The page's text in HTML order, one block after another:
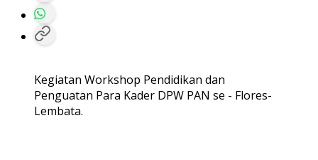
Kegiatan Workshop Pendidikan dan
Penguatan Para Kader DPW PAN se - Flores-
Lembata.